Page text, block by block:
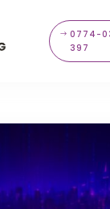
0774-
397